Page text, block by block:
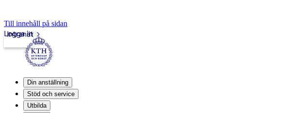
Till innehåll på sidan
Intranät
Logga in
Din anställning
Stöd och service
Utbilda